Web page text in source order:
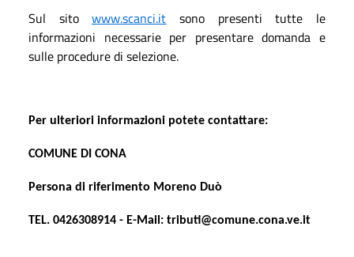
Sul sitowww.scanci.it sono presenti tutte le
informazioni necessarie per presentare domanda e
sulle procedure di selezione.
Per ulteriori informazioni potete contattare:
COMUNE DI CONA
Persona di riferimento Moreno Duò
TEL. 0426308914 - E-Mail: tributi@comune.cona.ve.it